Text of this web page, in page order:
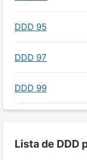
DDD 95
DDD 97
DDD 99
Lista de DDD